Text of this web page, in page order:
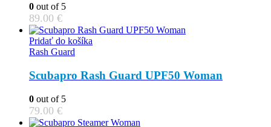
0 out of 5
89.00 €
Pridať do košíka
Rash Guard
Scubapro Rash Guard UPF50 Woman
0 out of 5
79.00 €